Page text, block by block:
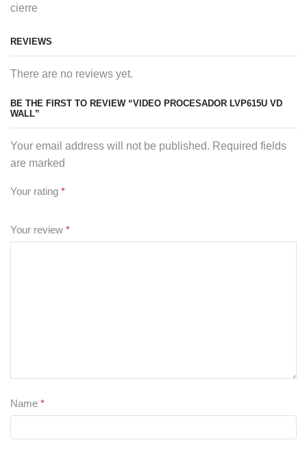
cierre
REVIEWS
There are no reviews yet.
BE THE FIRST TO REVIEW “VIDEO PROCESADOR LVP615U VD
WALL”
Your email address will not be published. Required fields
are marked
Your rating *
Your review *
Name *